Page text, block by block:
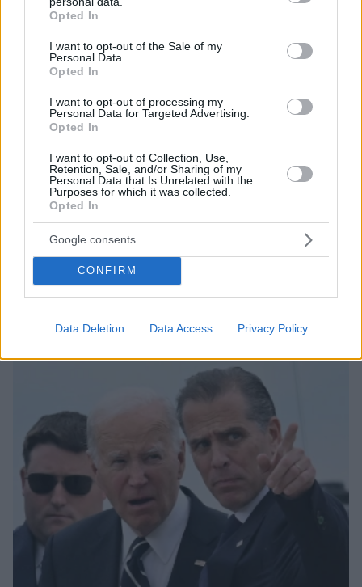
grant or deny consent to Google and its third-party tags to
use your data for below specified purposes in below Google
consent section.
Opted In
I want to opt-out of the Sale of my
Personal Data.
Opted In
I want to opt-out of processing my
Personal Data for Targeted Advertising.
Opted In
I want to opt-out of Collection, Use,
Retention, Sale, and/or Sharing of my
Personal Data that Is Unrelated with the
Purposes for which it was collected.
Opted In
Google consents
CONFIRM
Data Deletion Data Access Privacy Policy
του στο Λας Βέγκας μία εβδομάδα πριν από την έναρξη
πριν 15 λεπτά
για τον χαρακτήρα του
πριν 23 λεπτά
μάλλον αυτή φτάνει στο τέλος της
πριν 23 λεπτά
Το απίστευτο ρεκόρ της Nissan στην Ευρώπη
πριν 23 λεπτά
ΔΕΙΤΕ ΟΛΕΣ ΤΙΣ ΕΙΔΗΣΕΙΣ
ΤΑ ΠΙΟ ΔΗΜΟΦΙΛΗ